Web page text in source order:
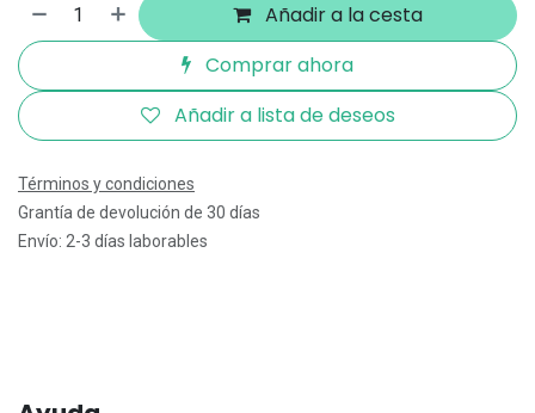
Añadir a la cesta
Comprar ahora
Añadir a lista de deseos
Términos y condiciones
Grantía de devolución de 30 días
Envío: 2-3 días laborables